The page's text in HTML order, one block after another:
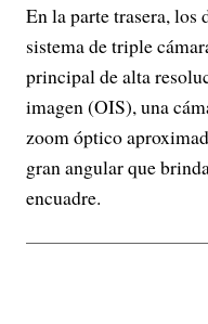
En la parte trasera, los
sistema de triple
principal de alta
imagen (OIS), una
zoom óptico
gran angular que
encuadre.